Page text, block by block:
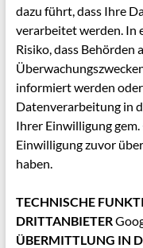
dazu führt, dass Ihre
verarbeitet werden. In
Risiko, dass Behörden
informiert werden
Datenverarbeitung in
Ihrer Einwilligung gem.
Einwilligung zuvor
haben.
TECHNISCHE
DRITTANBIETER
ÜBERMITTLUNG IN